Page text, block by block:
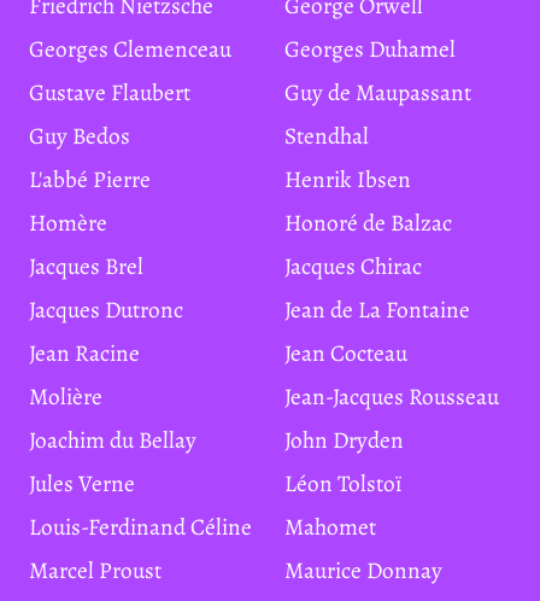
Georges Clemenceau
Georges Duhamel
Gustave Flaubert
Guy de Maupassant
Guy Bedos
Stendhal
L'abbé Pierre
Henrik Ibsen
Homère
Honoré de Balzac
Jacques Brel
Jacques Chirac
Jacques Dutronc
Jean de La Fontaine
Jean Racine
Jean Cocteau
Molière
Jean-Jacques Rousseau
Joachim du Bellay
John Dryden
Jules Verne
Léon Tolstoï
Louis-Ferdinand Céline
Mahomet
Marcel Proust
Maurice Donnay